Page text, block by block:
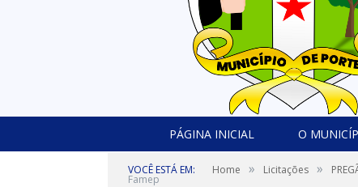
PÁGINA INICIAL O
VOCÊ ESTÁ EM: Home » Licitações »
Famep